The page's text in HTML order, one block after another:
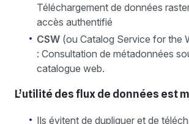
Téléchargement de données
accès authentifié
CSW (ou Catalog Service for the
: Consultation de métadonnées
catalogue web.
L’utilité des flux de données est
Ils évitent de dupliquer et de